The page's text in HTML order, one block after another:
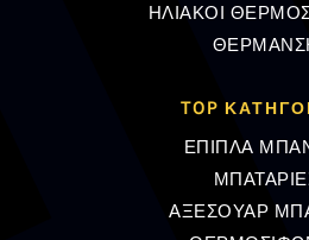
ΗΛΙΑΚΟΙ
TOP
ΕΠΙΠΛΑ
ΑΞΕΣΟΥΑΡ